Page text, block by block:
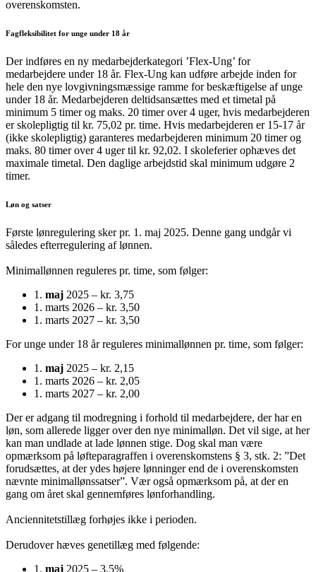
overenskomsten.
Fagfleksibilitet for unge under 18 år
Der indføres en ny medarbejderkategori ’Flex-Ung’ for
medarbejdere under 18 år. Flex-Ung kan udføre arbejde inden for
hele den nye lovgivningsmæssige ramme for beskæftigelse af unge
under 18 år. Medarbejderen deltidsansættes med et timetal på
minimum 5 timer og maks. 20 timer over 4 uger, hvis medarbejderen
er skolepligtig til kr. 75,02 pr. time. Hvis medarbejderen er 15-17 år
(ikke skolepligtig) garanteres medarbejderen minimum 20 timer og
maks. 80 timer over 4 uger til kr. 92,02. I skoleferier ophæves det
maximale timetal. Den daglige arbejdstid skal minimum udgøre 2
timer.
Løn og satser
Første lønregulering sker pr. 1. maj 2025. Denne gang undgår vi
således efterregulering af lønnen.
Minimallønnen reguleres pr. time, som følger:
1. maj 2025 – kr. 3,75
1. marts 2026 – kr. 3,50
1. marts 2027 – kr. 3,50
For unge under 18 år reguleres minimallønnen pr. time, som følger:
1. maj 2025 – kr. 2,15
1. marts 2026 – kr. 2,05
1. marts 2027 – kr. 2,00
Der er adgang til modregning i forhold til medarbejdere, der har en
løn, som allerede ligger over den nye minimalløn. Det vil sige, at her
kan man undlade at lade lønnen stige. Dog skal man være
opmærksom på løfteparagraffen i overenskomstens § 3, stk. 2: ”Det
forudsættes, at der ydes højere lønninger end de i overenskomsten
nævnte minimallønssatser”. Vær også opmærksom på, at der en
gang om året skal gennemføres lønforhandling.
Anciennitetstillæg forhøjes ikke i perioden.
Derudover hæves genetillæg med følgende:
1. maj 2025 – 3,5%